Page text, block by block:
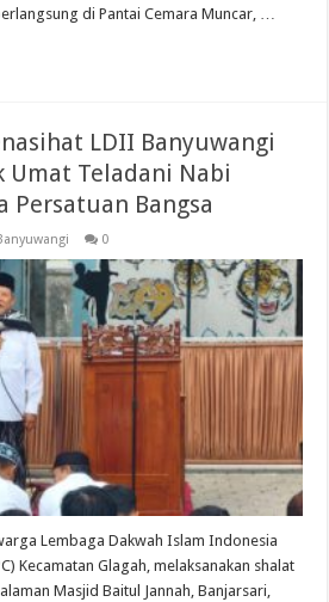
di Pantai Cemara Muncar, …
LDII Banyuwangi
Umat Teladani Nabi
Persatuan Bangsa
0
Lembaga Dakwah Islam Indonesia
Kecamatan Glagah, melaksanakan shalat
Masjid Baitul Jannah, Banjarsari,